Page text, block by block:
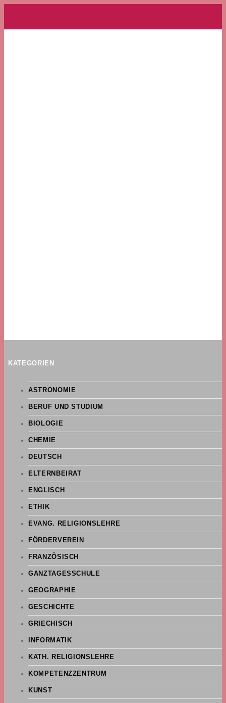
KATEGORIEN
ASTRONOMIE
BERUF UND STUDIUM
BIOLOGIE
CHEMIE
DEUTSCH
ELTERNBEIRAT
ENGLISCH
ETHIK
EVANG. RELIGIONSLEHRE
FÖRDERVEREIN
FRANZÖSISCH
GANZTAGESSCHULE
GEOGRAPHIE
GESCHICHTE
GRIECHISCH
INFORMATIK
KATH. RELIGIONSLEHRE
KOMPETENZZENTRUM
KUNST